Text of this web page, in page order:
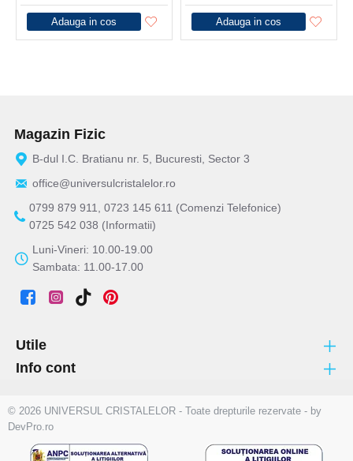
Adauga in cos Adauga in cos
Magazin Fizic
B-dul I.C. Bratianu nr. 5, Bucuresti, Sector 3
office@universulcristalelor.ro
0799 879 911, 0723 145 611 (Comenzi Telefonice)
0725 542 038 (Informatii)
Luni-Vineri: 10.00-19.00
Sambata: 11.00-17.00
Utile
Info cont
© 2026 UNIVERSUL CRISTALELOR - Toate drepturile rezervate - by
DevPro.ro